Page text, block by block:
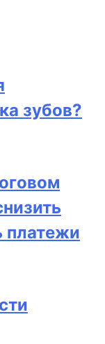
зубов?
платежи